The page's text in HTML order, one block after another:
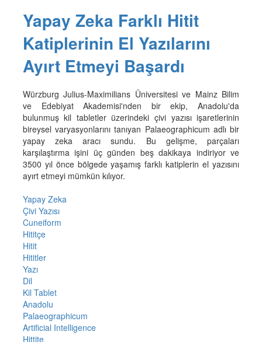
Yapay Zeka Farklı Hitit
Katiplerinin El Yazılarını
Ayırt Etmeyi Başardı
Würzburg Julius-Maximilians Üniversitesi ve Mainz Bilim
ve Edebiyat Akademisi'nden bir ekip, Anadolu'da
bulunmuş kil tabletler üzerindeki çivi yazısı işaretlerinin
bireysel varyasyonlarını tanıyan Palaeographicum adlı bir
yapay zeka aracı sundu. Bu gelişme, parçaları
karşılaştırma işini üç günden beş dakikaya indiriyor ve
3500 yıl önce bölgede yaşamış farklı katiplerin el yazısını
ayırt etmeyi mümkün kılıyor.
Yapay Zeka
Çivi Yazısı
Cuneiform
Hititçe
Hitit
Hititler
Yazı
Dil
Kil Tablet
Anadolu
Palaeographicum
Artificial Intelligence
Hittite